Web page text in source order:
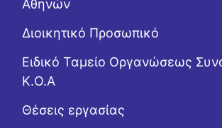
Αθηνών
Διοικητικό Προσωπικό
Ειδικό Ταμείο Οργανώσεως
Κ.Ο.Α
Θέσεις εργασίας